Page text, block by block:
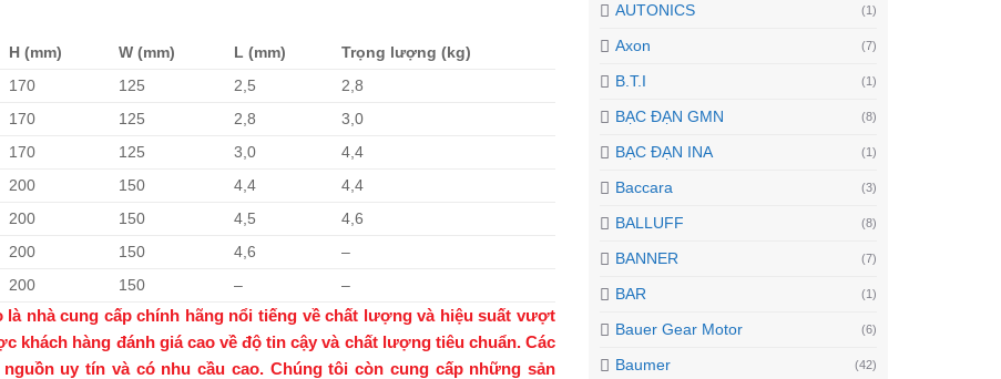
AUTONICS (1)
Axon (7)
B.T.I (1)
BẠC ĐẠN GMN (8)
BẠC ĐẠN INA (1)
Baccara (3)
BALLUFF (8)
BANNER (7)
BAR (1)
Bauer Gear Motor (6)
Baumer (42)
H (mm) W (mm) L (mm)
Trọng lượng (kg)
170 125 2,5
2,8
170 125 2,8
3,0
170 125 3,0
4,4
200 150 4,4
4,4
200 150 4,5
4,6
200 150 4,6
–
200 150 – –
là nhà cung cấp chính hãng nổi tiếng về chất lượng và hiệu suất vượt
khách hàng đánh giá cao về độ tin cậy và chất lượng tiêu chuẩn. Các
uy tín và có nhu cầu cao. Chúng tôi còn cung cấp những sản